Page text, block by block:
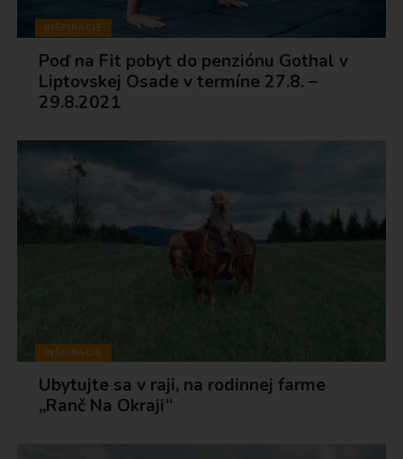
INŠPIRÁCIE
Poď na Fit pobyt do penziónu Gothal v
Liptovskej Osade v termíne 27.8. –
29.8.2021
INŠPIRÁCIE
Ubytujte sa v raji, na rodinnej farme
„Ranč Na Okraji“